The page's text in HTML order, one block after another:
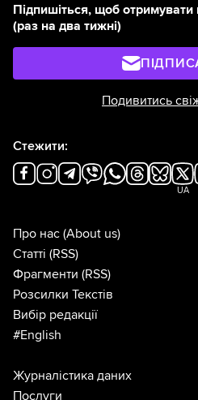
Підпишіться, щоб отримувати
(раз на два тижні)
Подивитись
Стежити:
UA
Про нас (About us)
Статті (RSS)
Фрагменти (RSS)
Розсилки Текстів
Вибір редакції
#English
Журналістика даних
Послуги